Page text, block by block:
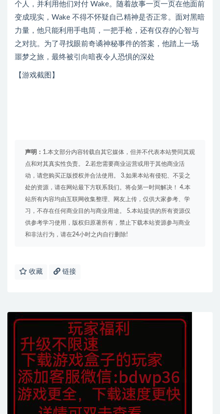
个人，并利用他们对付 Wake。随着故事一页一页在他面前
变成现实，Wake 不得不怀疑自己精神是否正常。面对黑暗
力量，他只能利用手电筒，一把手枪，还有仅存的心智与
之对抗。为了寻找眼前奇谲神秘事件的答案，他踏上一场
噩梦之旅，最终被引向暗夜令人恐惧的深处
【游戏截图】
声明： 1.本文部分内容转载自其它媒体，但并不代表本站赞同其观
点和对其真实性负责。 2.若您需要商业运营或用于其他商业活
动，请您购买正版授权并合法使用。 3.如果本站有侵犯、不妥之
处的资源，请在网站最下方联系我们。将会第一时间解决！ 4.本
站所有内容均由互联网收集整理、网友上传，仅供大家参考、学
习，不存在任何商业目的与商业用途。 5.本站提供的所有资源仅
供参考学习使用，版权归原著所有，禁止下载本站资源参与商业
和非法行为，请在24小时之内自行删除!
收藏 链接